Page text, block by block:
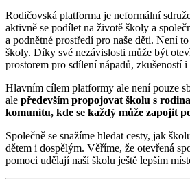
Rodičovská platforma je neformální
aktivně se podílet na životě školy a
a podnětné prostředí pro naše děti. Není
školy. Díky své nezávislosti může být
prostorem pro sdílení nápadů, zkušeností i
Hlavním cílem platformy ale není pouze
ale především propojovat školu s
komunitu, kde se každý může zapojit
Společně se snažíme hledat cesty, jak
dětem i dospělým. Věříme, že otevřená
pomoci udělají naší školu ještě lepším